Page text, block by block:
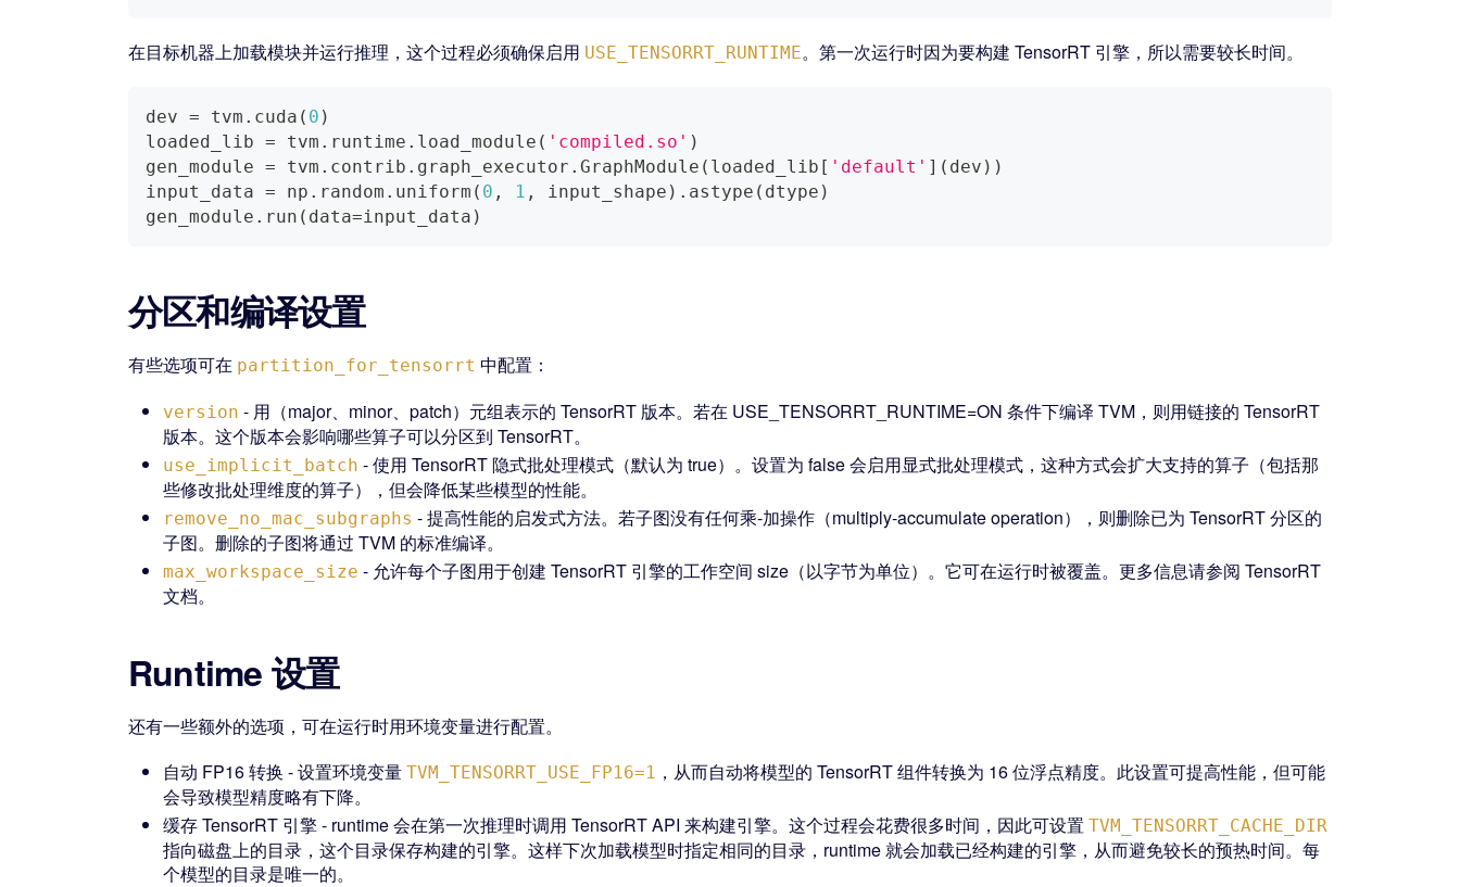
在目标机器上加载模块并运行推理，这个过程必须确保启用 USE_TENSORRT_RUNTIME。第一次运行时因为要构建 TensorRT 引擎，所以需要较长时间。
dev = tvm . cuda ( 0 )
loaded_lib = tvm . runtime . load_module ( 'compiled.so' )
gen_module = tvm . contrib . graph_executor . GraphModule ( loaded_lib [ 'default' ] ( dev ) )
input_data = np . random . uniform ( 0 , 1 , input_shape ) . astype ( dtype )
gen_module . run ( data=input_data )
分区和编译设置
有些选项可在 partition_for_tensorrt 中配置：
version - 用（major、minor、patch）元组表示的 TensorRT 版本。若在 USE_TENSORRT_RUNTIME=ON 条件下编译 TVM，则用链接的 TensorRT
版本。这个版本会影响哪些算子可以分区到 TensorRT。
use_implicit_batch - 使用 TensorRT 隐式批处理模式（默认为 true）。设置为 false 会启用显式批处理模式，这种方式会扩大支持的算子（包括那
些修改批处理维度的算子），但会降低某些模型的性能。
remove_no_mac_subgraphs - 提高性能的启发式方法。若子图没有任何乘-加操作（multiply-accumulate operation），则删除已为 TensorRT 分区的
子图。删除的子图将通过 TVM 的标准编译。
max_workspace_size - 允许每个子图用于创建 TensorRT 引擎的工作空间 size（以字节为单位）。它可在运行时被覆盖。更多信息请参阅 TensorRT
文档。
Runtime 设置
还有一些额外的选项，可在运行时用环境变量进行配置。
自动 FP16 转换 - 设置环境变量 TVM_TENSORRT_USE_FP16=1 ，从而自动将模型的 TensorRT 组件转换为 16 位浮点精度。此设置可提高性能，但可能
会导致模型精度略有下降。
缓存 TensorRT 引擎 - runtime 会在第一次推理时调用 TensorRT API 来构建引擎。这个过程会花费很多时间，因此可设置 TVM_TENSORRT_CACHE_DIR
指向磁盘上的目录，这个目录保存构建的引擎。这样下次加载模型时指定相同的目录，runtime 就会加载已经构建的引擎，从而避免较长的预热时间。每
个模型的目录是唯一的。